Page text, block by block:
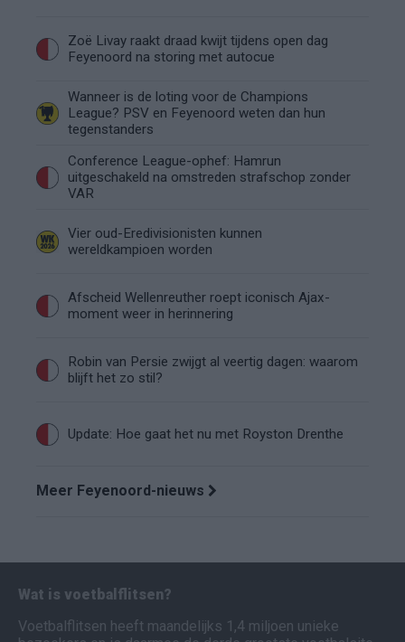
Zoë Livay raakt draad kwijt tijdens open dag
Feyenoord na storing met autocue
Wanneer is de loting voor de Champions
League? PSV en Feyenoord weten dan hun
tegenstanders
Conference League-ophef: Hamrun
uitgeschakeld na omstreden strafschop zonder
VAR
Vier oud-Eredivisionisten kunnen
wereldkampioen worden
Afscheid Wellenreuther roept iconisch Ajax-
moment weer in herinnering
Robin van Persie zwijgt al veertig dagen: waarom
blijft het zo stil?
Update: Hoe gaat het nu met Royston Drenthe
Meer Feyenoord-nieuws
Wat is voetbalflitsen?
Voetbalflitsen heeft maandelijks 1,4 miljoen unieke